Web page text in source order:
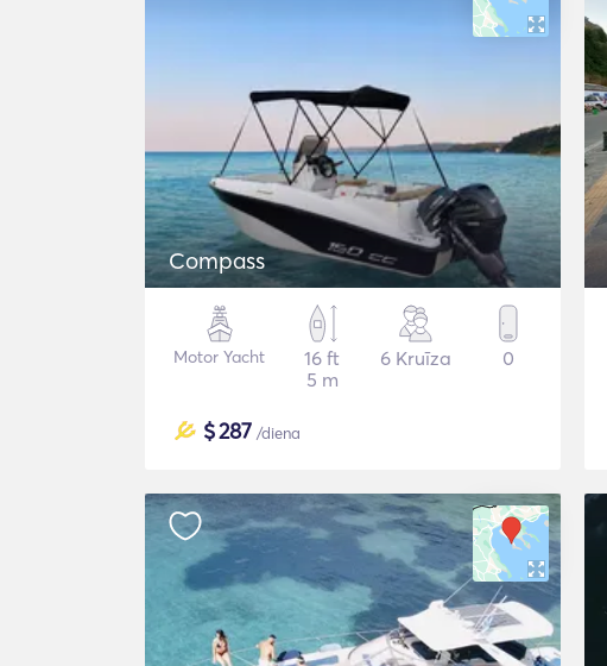
Compass
Motor Yacht
16 ft
5 m
6 Kruīza 0
$287 /diena